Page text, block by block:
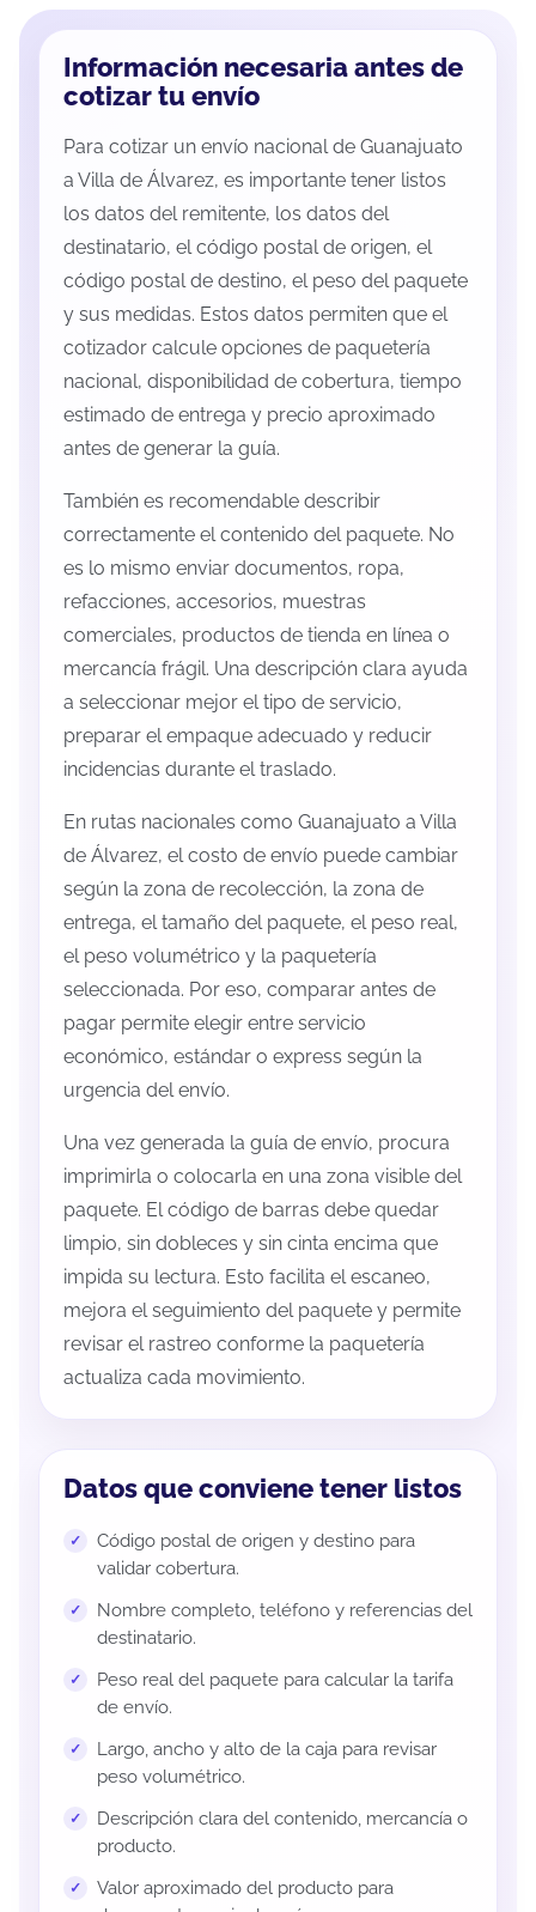
Información necesaria antes de
cotizar tu envío
Para cotizar un envío nacional de Guanajuato
a Villa de Álvarez, es importante tener listos
los datos del remitente, los datos del
destinatario, el código postal de origen, el
código postal de destino, el peso del paquete
y sus medidas. Estos datos permiten que el
cotizador calcule opciones de paquetería
nacional, disponibilidad de cobertura, tiempo
estimado de entrega y precio aproximado
antes de generar la guía.
También es recomendable describir
correctamente el contenido del paquete. No
es lo mismo enviar documentos, ropa,
refacciones, accesorios, muestras
comerciales, productos de tienda en línea o
mercancía frágil. Una descripción clara ayuda
a seleccionar mejor el tipo de servicio,
preparar el empaque adecuado y reducir
incidencias durante el traslado.
En rutas nacionales como Guanajuato a Villa
de Álvarez, el costo de envío puede cambiar
según la zona de recolección, la zona de
entrega, el tamaño del paquete, el peso real,
el peso volumétrico y la paquetería
seleccionada. Por eso, comparar antes de
pagar permite elegir entre servicio
económico, estándar o express según la
urgencia del envío.
Una vez generada la guía de envío, procura
imprimirla o colocarla en una zona visible del
paquete. El código de barras debe quedar
limpio, sin dobleces y sin cinta encima que
impida su lectura. Esto facilita el escaneo,
mejora el seguimiento del paquete y permite
revisar el rastreo conforme la paquetería
actualiza cada movimiento.
Datos que conviene tener listos
Código postal de origen y destino para
validar cobertura.
Nombre completo, teléfono y referencias del
destinatario.
Peso real del paquete para calcular la tarifa
de envío.
Largo, ancho y alto de la caja para revisar
peso volumétrico.
Descripción clara del contenido, mercancía o
producto.
Valor aproximado del producto para